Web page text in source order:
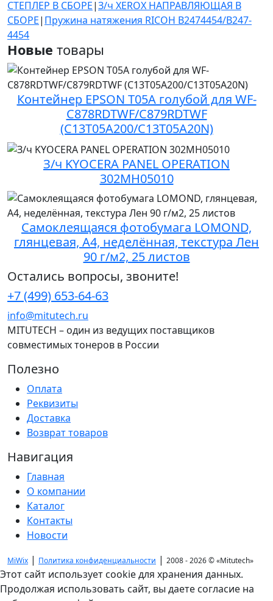
СТЕПЛЕР В СБОРЕ|З/ч XEROX НАПРАВЛЯЮЩАЯ В
СБОРЕ| Пружина натяжения RICOH B2474454/B247-
4454
Новые товары
Контейнер EPSON T05A голубой для WF-
C878RDTWF/C879RDTWF
(C13T05A200/C13T05A20N)
З/ч KYOCERA PANEL OPERATION
302MH05010
Самоклеящаяся фотобумага LOMOND,
глянцевая, A4, неделённая, текстура Лен
90 г/м2, 25 листов
Остались вопросы, звоните!
+7 (499) 653-64-63
info@mitutech.ru
MITUTECH – один из ведущих поставщиков
совместимых тонеров в России
Полезно
Оплата
Реквизиты
Доставка
Возврат товаров
Навигация
Главная
О компании
Каталог
Контакты
Новости
MiWix | Политика конфиденциальности | 2008 - 2026 ©«Mitutech»
Этот сайт использует cookie для хранения данных.
Продолжая использовать сайт, вы даете согласие на